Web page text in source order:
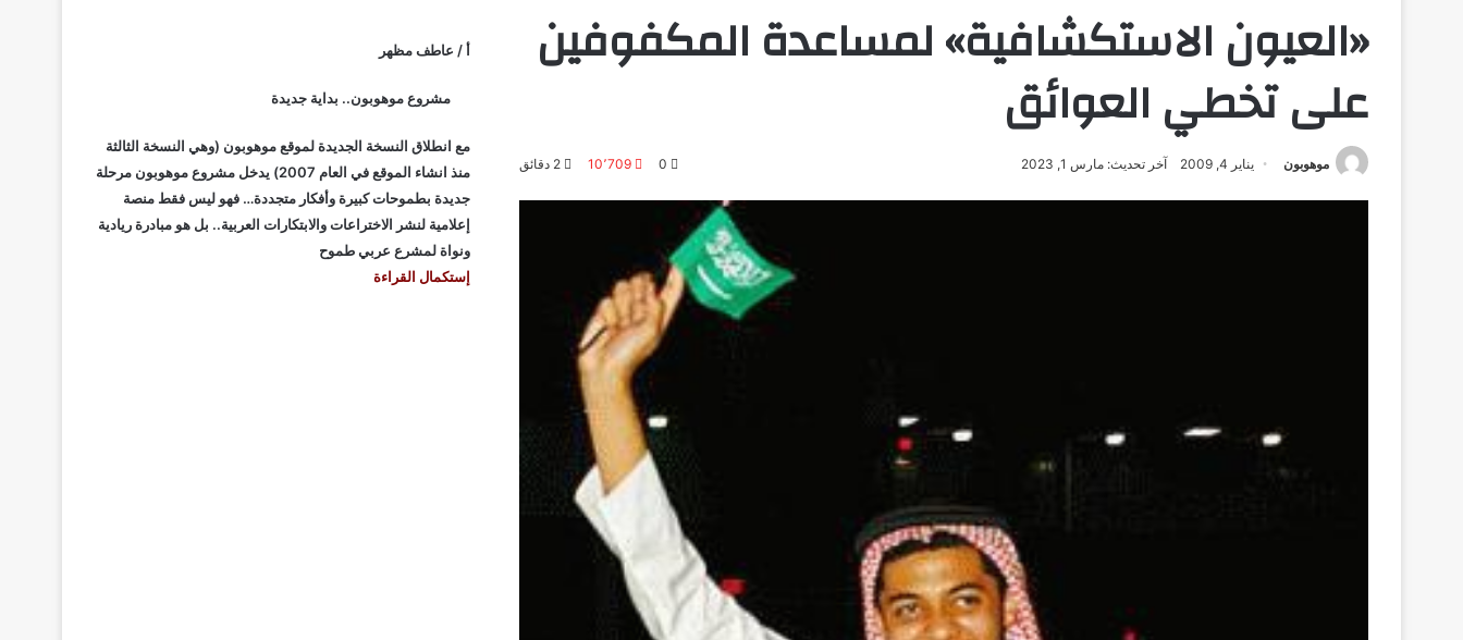
«العيون الاستكشافية» لمساعدة المكفوفين
على تخطي العوائق
موهوبون يناير 4, 2009 آخر تحديث: مارس 1, 2023 0 10٬709
أ / عاطف مظهر
مشروع موهوبون.. بداية جديدة
مع انطلاق النسخة الجديدة لموقع موهوبون (وهي النسخة الثالثة
منذ انشاء الموقع في العام 2007) يدخل مشروع موهوبون مرحلة
جديدة بطموحات كبيرة وأفكار متجددة… فهو ليس فقط منصة
إعلامية لنشر الاختراعات والابتكارات العربية.. بل هو مبادرة ريادية
ونواة لمشرع عربي طموح
إستكمال القراءة